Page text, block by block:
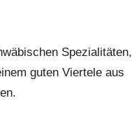
Spezialitäten,
guten Viertele aus